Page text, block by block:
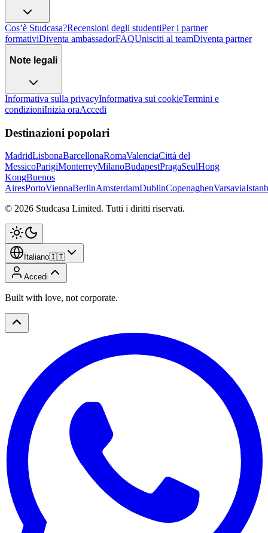
Cos’è Studcasa?Recensioni degli studentiPer i partner
formativiDiventa ambassadorFAQUnisciti al teamDiventa partner
Note legali
Informativa sulla privacyInformativa sui cookieTermini e
condizioniInizia oraAccedi
Destinazioni popolari
MadridLisbonaBarcellonaRomaValenciaCittà del
MessicoParigiMonterreyMilanoBudapestPragaSeulHong
KongBuenos
AiresPortoViennaBerlinAmsterdamDublinCopenaghenVarsavia
© 2026 Studcasa Limited. Tutti i diritti riservati.
Italiano🇮🇹
Accedi
Built with love, not corporate.